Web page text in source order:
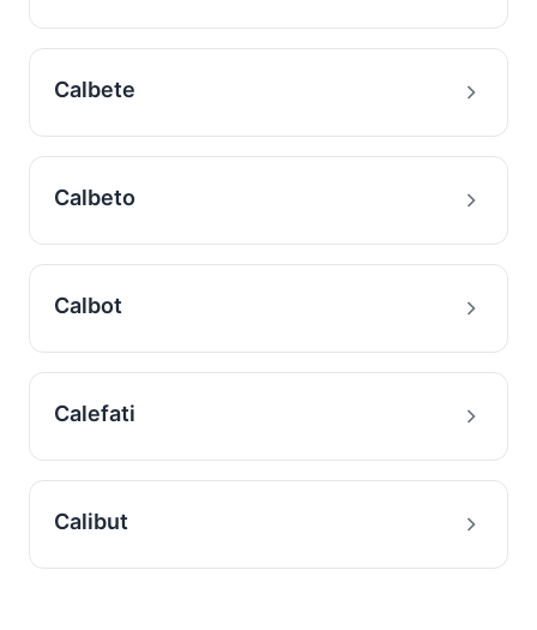
Calbete
Calbeto
Calbot
Calefati
Calibut